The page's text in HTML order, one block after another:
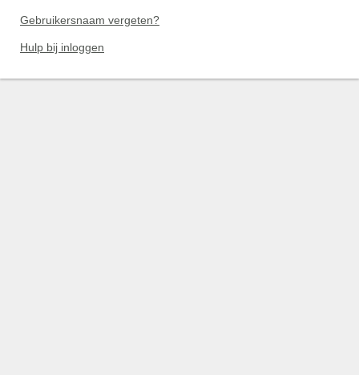
Gebruikersnaam vergeten?
Hulp bij inloggen